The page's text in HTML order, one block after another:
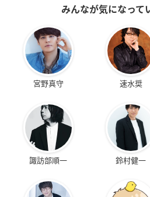
みんなが気になって
宮野真守 速水奨
諏訪部順一 鈴村健一